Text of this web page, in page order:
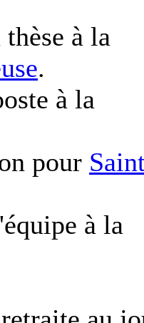
à la
.
à la
pour
à la